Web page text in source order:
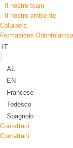
Il nostro team
Il nostro ambiente
Collabora
Formazione Odontoiatrica
IT
AL
EN
Francese
Tedesco
Spagnolo
Contattaci
Contattaci